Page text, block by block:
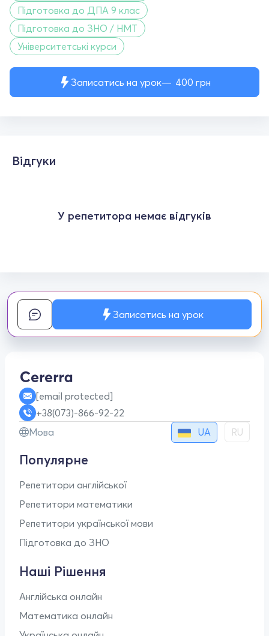
Записатись на урок 400 грн
Підготовка до ДПА 9 клас
Підготовка до ЗНО / НМТ
Університетські курси
Відгуки
У репетитора немає відгуків
Записатись на урок
[email protected]
+38(073)-866-92-22
Мова
UA RU
Популярне
Репетитори англійської
Репетитори математики
Репетитори української мови
Підготовка до ЗНО
Наші Рішення
Англійська онлайн
Математика онлайн